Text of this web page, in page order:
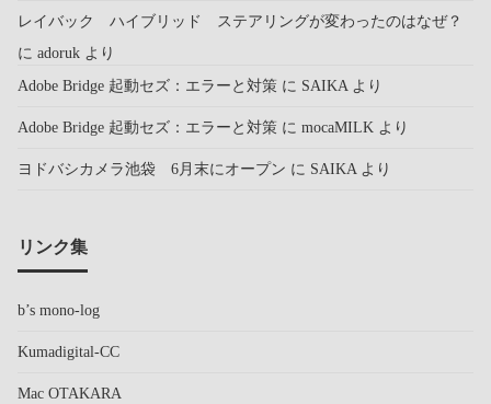
レイバック ハイブリッド ステアリングが変わったのはなぜ？
に adoruk より
Adobe Bridge 起動セズ：エラーと対策 に SAIKA より
Adobe Bridge 起動セズ：エラーと対策 に mocaMILK より
ヨドバシカメラ池袋 6月末にオープン に SAIKA より
リンク集
b’s mono-log
Kumadigital-CC
Mac OTAKARA